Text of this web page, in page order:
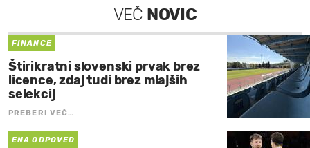
VEČ NOVIC
FINANCE
Štirikratni slovenski prvak brez
licence, zdaj tudi brez mlajših
selekcij
PREBERI VEČ…
ENA ODPOVED